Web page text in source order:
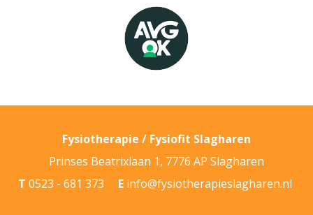
Fysiotherapie / Fysiofit Slagharen
Prinses Beatrixlaan 1, 7776 AP Slagharen
T 0523 - 681 373 E info@fysiotherapieslagharen.nl